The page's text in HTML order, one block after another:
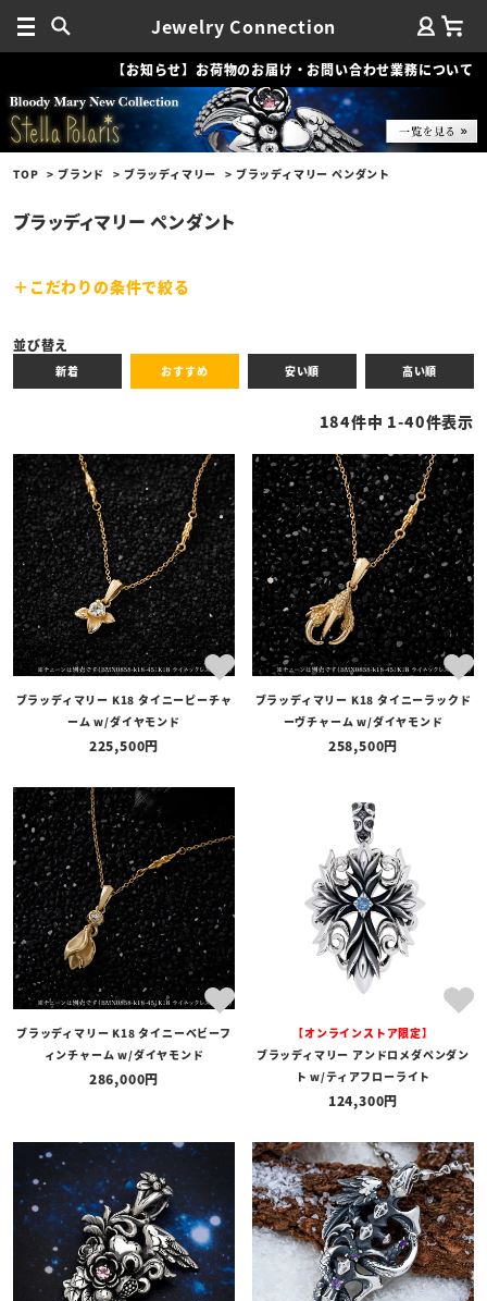
Jewelry Connection
【お知らせ】お荷物のお届け・お問い合わせ業務について
TOP ブランド ブラッディマリー ブラッディマリー ペンダント
ブラッディマリー ペンダント
こだわりの条件で絞る
商品タイプ
全ての商品
予約商品 セール商品
カテゴリ
ブランド
価格
在庫の有無
在庫あり
在庫なしを含む
並び替え
新着 おすすめ 安い順 高い順
184件中 1-40件表示
ブラッディマリー K18 タイニーピーチャ
ーム w/ダイヤモンド
225,500
ブラッディマリー K18 タイニーラックド
ーヴチャーム w/ダイヤモンド
258,500
ブラッディマリー K18 タイニーベビーフ
ィンチャーム w/ダイヤモンド
286,000
【オンラインストア限定】
ブラッディマリー アンドロメダペンダン
ト w/ティアフローライト
124,300